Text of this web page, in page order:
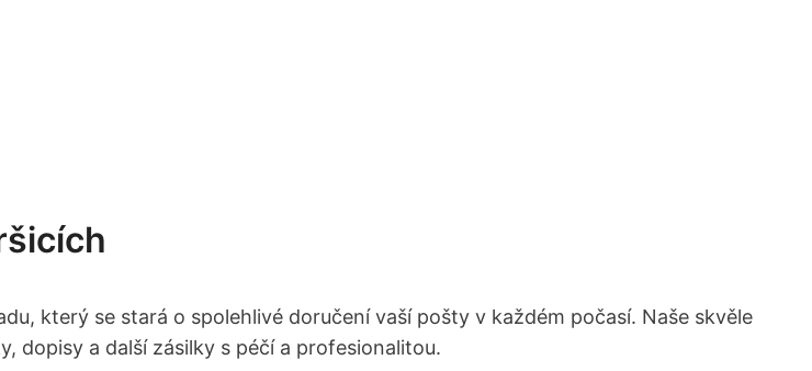
který se stará o spolehlivé doručení vaší⁤ pošty v každém ⁢počasí. ‌Naše skvěle
dopisy a další ‌zásilky s péčí a profesionalitou.